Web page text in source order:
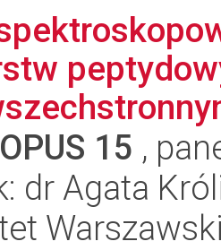
OPUS 15 ,
dr Agata